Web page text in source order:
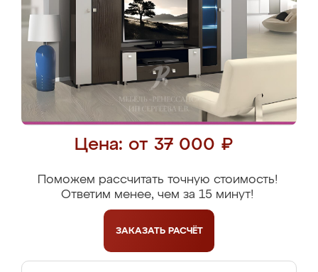
Цена: от 37 000 ₽
Поможем рассчитать точную стоимость!
Ответим менее, чем за 15 минут!
ЗАКАЗАТЬ РАСЧЁТ